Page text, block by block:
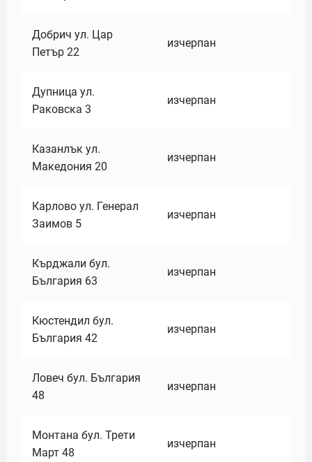
Добрич ул. Цар
Петър 22
изчерпан
Дупница ул.
Раковска 3
изчерпан
Казанлък ул.
Македония 20
изчерпан
Карлово ул. Генерал
Заимов 5
изчерпан
Кърджали бул.
България 63
изчерпан
Кюстендил бул.
България 42
изчерпан
Ловеч бул. България
48
изчерпан
Монтана бул. Трети
Март 48
изчерпан